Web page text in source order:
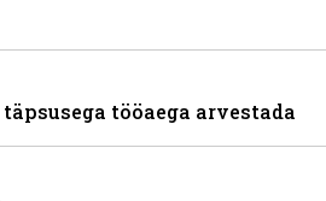
tööaega arvestada